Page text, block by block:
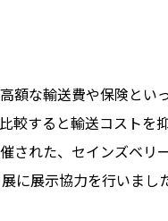
額な輸送費や保険と
較すると輸送コスト
された、セインズベ
展示協力を行いまし